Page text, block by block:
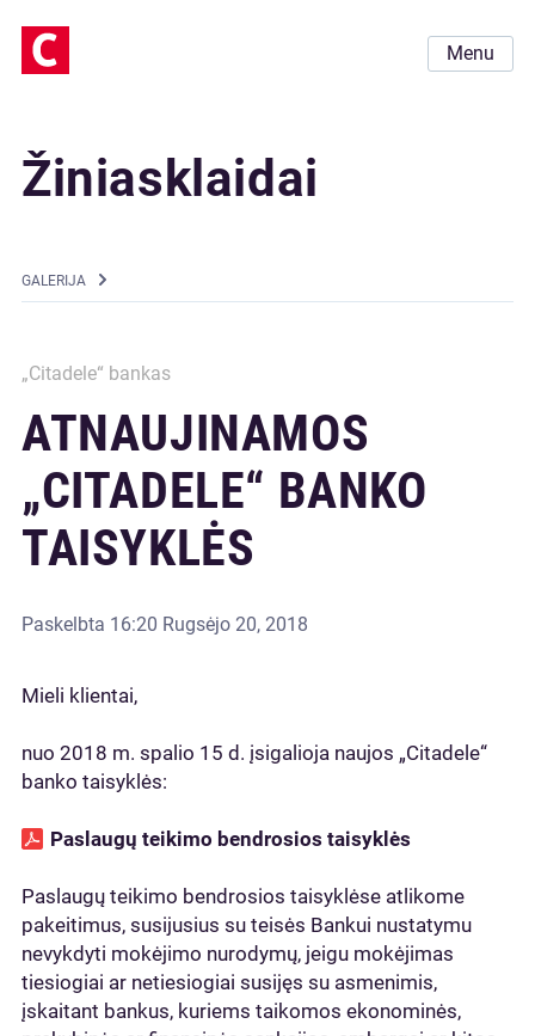
Menu
Žiniasklaidai
GALERIJA
„Citadele“ bankas
ATNAUJINAMOS
„CITADELE“ BANKO
TAISYKLĖS
Paskelbta 16:20 Rugsėjo 20, 2018
Mieli klientai,
nuo 2018 m. spalio 15 d. įsigalioja naujos „Citadele“
banko taisyklės:
Paslaugų teikimo bendrosios taisyklės
Paslaugų teikimo bendrosios taisyklėse atlikome
pakeitimus, susijusius su teisės Bankui nustatymu
nevykdyti mokėjimo nurodymų, jeigu mokėjimas
tiesiogiai ar netiesiogiai susijęs su asmenimis,
įskaitant bankus, kuriems taikomos ekonominės,